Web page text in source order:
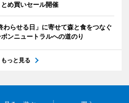
め買いセール開催
らせる日」に寄せて森と食をつなぐ
ンニュートラルへの道のり
もっと見る